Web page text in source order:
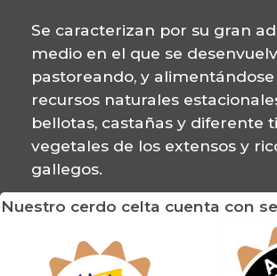
Se caracterizan por su gran
medio en el que se
pastoreando, y
recursos naturales
bellotas, castañas y diferente
vegetales de los extensos y
gallegos.
Nuestro cerdo celta cuenta con